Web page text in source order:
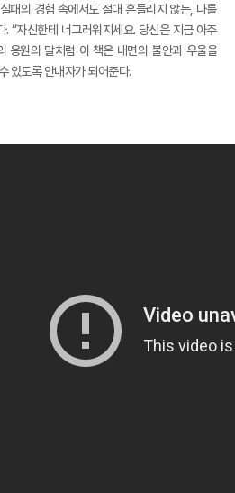
실패의 경험 속에서도 절대 흔들리지 않는, 나를
. “자신한테 너그러워지세요. 당신은 지금 아주
응원의 말처럼 이 책은 내면의 불안과 우울을
있도록 안내자가 되어준다.